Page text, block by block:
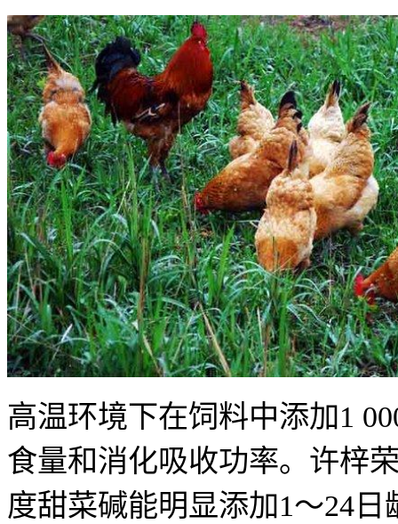
高温环境下在饲料中添加1
食量和消化吸收功率。许梓
度甜菜碱能明显添加1～24